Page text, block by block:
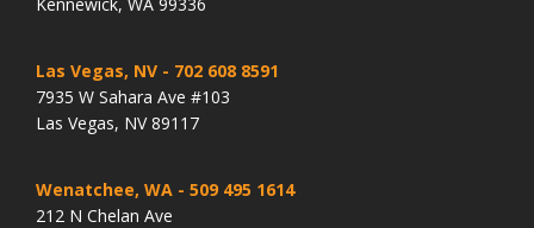
Las Vegas, NV - 702 608 8591
7935 W Sahara Ave #103
Las Vegas, NV 89117
Wenatchee, WA - 509 495 1614
212 N Chelan Ave